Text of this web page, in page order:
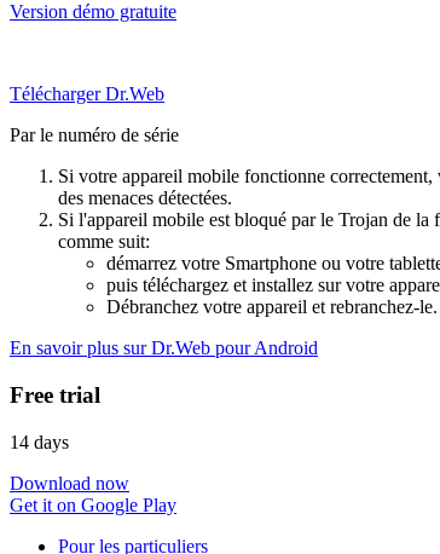
Version démo gratuite
Télécharger Dr.Web
Par le numéro de série
Si votre appareil mobile fonctionne
des menaces détectées.
Si l'appareil mobile est bloqué par le Trojan de
comme suit:
démarrez votre Smartphone ou votre
puis téléchargez et installez sur votre
Débranchez votre appareil et rebranchez-le.
En savoir plus sur Dr.Web pour Android
Free trial
14 days
Download now
Get it on Google Play
Pour les particuliers